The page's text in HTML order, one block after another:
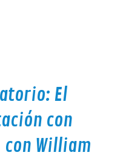
El
con
con William